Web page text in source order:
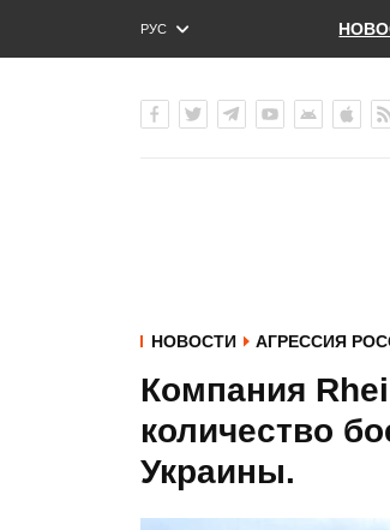
РУС
ENG
НОВОСТИ АГРЕССИЯ
Компания
количество
Украины.